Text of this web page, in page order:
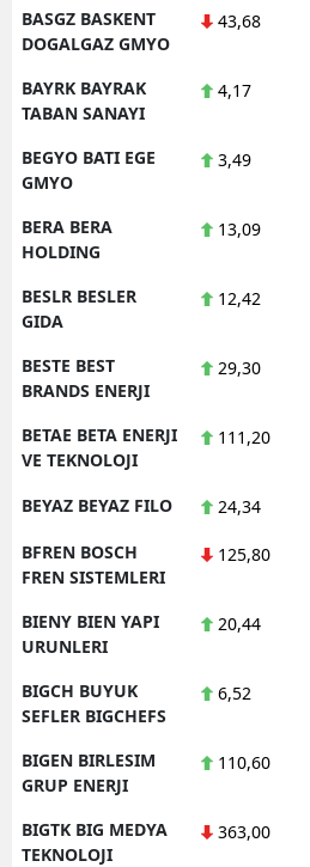
BASGZ BASKENT
DOGALGAZ GMYO
43,68
BAYRK BAYRAK
TABAN SANAYI
4,17
BEGYO BATI EGE
GMYO
3,49
BERA BERA
HOLDING
13,09
BESLR BESLER
GIDA
12,42
BESTE BEST
BRANDS ENERJI
29,30
BETAE BETA ENERJI
VE TEKNOLOJI
111,20
BEYAZ BEYAZ FILO 24,34
BFREN BOSCH
FREN SISTEMLERI
125,80
BIENY BIEN YAPI
URUNLERI
20,44
BIGCH BUYUK
SEFLER BIGCHEFS
6,52
BIGEN BIRLESIM
GRUP ENERJI
110,60
BIGTK BIG MEDYA
TEKNOLOJI
363,00